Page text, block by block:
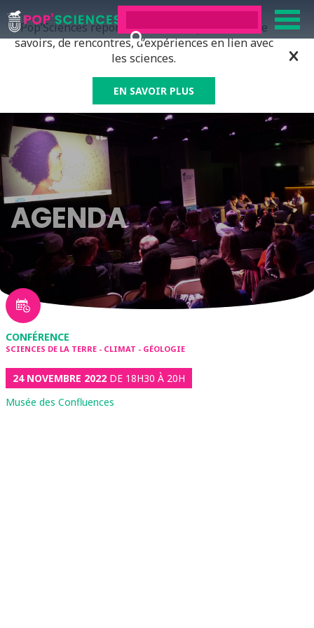
Pop’Sciences répond à tous ceux qui ont soif de
savoirs, de rencontres, d’expériences en lien avec
les sciences.
EN SAVOIR PLUS
AGENDA
CONFÉRENCE
SCIENCES DE LA TERRE - CLIMAT - GÉOLOGIE
24 NOVEMBRE 2022 DE 18H30 À 20H
Musée des Confluences